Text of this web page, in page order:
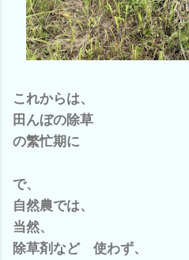
これからは、
田んぼの除草
の繁忙期に
で、
自然農では、
当然、
除草剤など 使わず、